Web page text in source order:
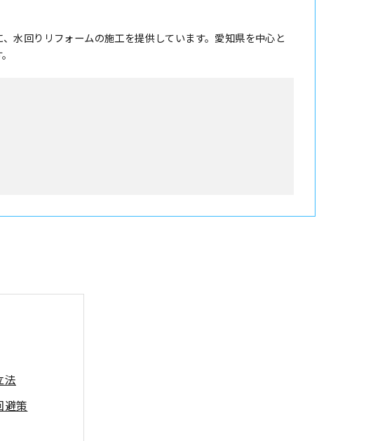
水回りリフォームの施工を提供しています。愛知県を中心と
法
避策
コツ